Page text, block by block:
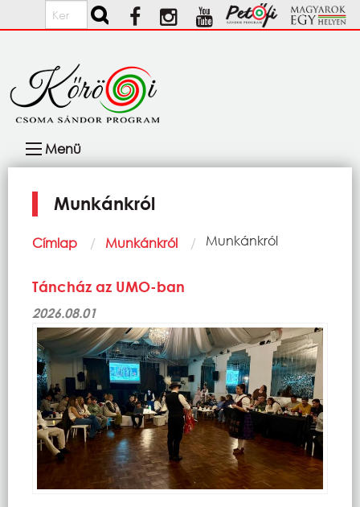
Ugrás a tartalomra
Keresés
navigáció
Menü
Munkánkról
Morzsa
Címlap Munkánkról Current:
Munkánkról
Táncház az UMO-ban
2026.08.01